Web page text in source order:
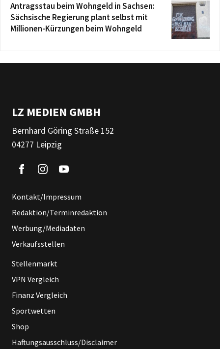
Antragsstau beim Wohngeld in Sachsen:
Sächsische Regierung plant selbst mit
Millionen-Kürzungen beim Wohngeld
LZ MEDIEN GMBH
Bernhard Göring Straße 152
04277 Leipzig
Kontakt/Impressum
Redaktion/Terminredaktion
Werbung/Mediadaten
Verkaufsstellen
Stellenmarkt
VPN Vergleich
Finanz Vergleich
Sportwetten
Shop
Haftungsausschluss/Disclaimer